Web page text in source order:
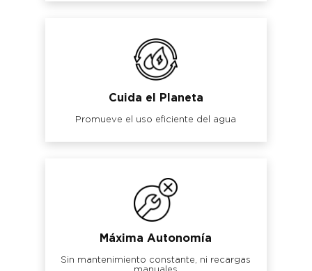
Cuida el Planeta
Promueve el uso eficiente del agua
Máxima Autonomía
Sin mantenimiento constante, ni recargas